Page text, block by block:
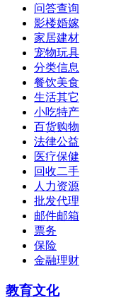
问答查询
影楼婚嫁
家居建材
宠物玩具
分类信息
餐饮美食
生活其它
小吃特产
百货购物
法律公益
医疗保健
回收二手
人力资源
批发代理
邮件邮箱
票务
保险
金融理财
教育文化